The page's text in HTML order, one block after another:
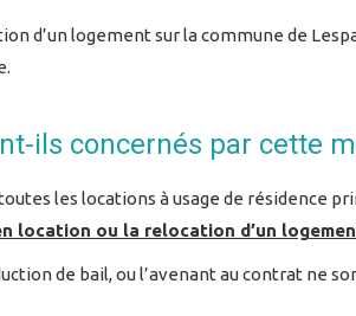
d’un logement sur la commune de
ils concernés par cette
les locations à usage de résidence
location ou la relocation d’un
de bail, ou l’avenant au contrat ne